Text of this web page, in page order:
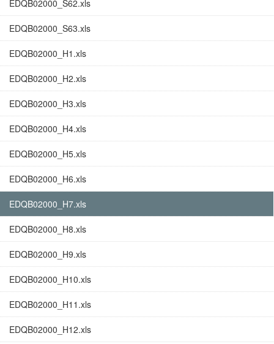
EDQB02000_S62.xls
EDQB02000_S63.xls
EDQB02000_H1.xls
EDQB02000_H2.xls
EDQB02000_H3.xls
EDQB02000_H4.xls
EDQB02000_H5.xls
EDQB02000_H6.xls
EDQB02000_H7.xls
EDQB02000_H8.xls
EDQB02000_H9.xls
EDQB02000_H10.xls
EDQB02000_H11.xls
EDQB02000_H12.xls